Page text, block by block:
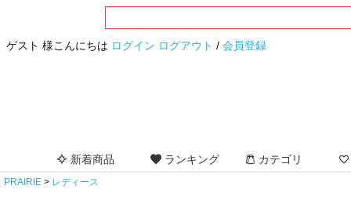
ゲスト 様こんにちは ログイン ログアウト / 会員登録
新着商品 ランキング カテゴリ
PRAIRIE レディース